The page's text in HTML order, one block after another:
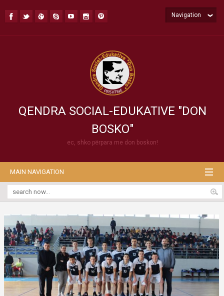
QENDRA SOCIAL-EDUKATIVE "DON
BOSKO"
ec, shko përpara me don boskon!
Navigation
MAIN NAVIGATION